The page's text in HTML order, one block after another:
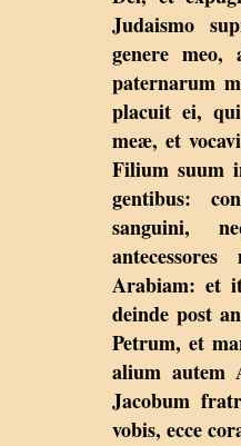
Judaismo
genere meo,
paternarum
placuit ei,
meæ, et
Filium suum
gentibus:
sanguini,
Arabiam: et
deinde post
Petrum, et
alium autem
Jacobum
vobis, ecce